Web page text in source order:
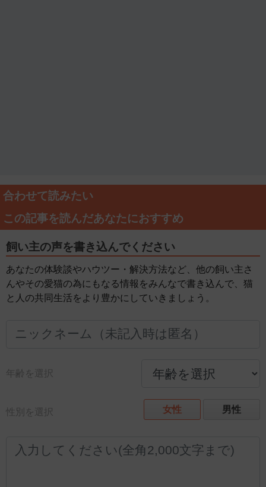
合わせて読みたい
この記事を読んだあなたにおすすめ
飼い主の声を書き込んでください
あなたの体験談やハウツー・解決方法など、他の飼い主さ
んやその愛猫の為にもなる情報をみんなで書き込んで、猫
と人の共同生活をより豊かにしていきましょう。
年齢を選択
性別を選択 女性 男性